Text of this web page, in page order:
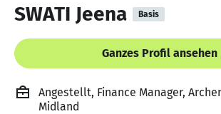
SWATI Jeena Basis
Ganzes Profil ansehen
Angestellt, Finance Manager,
Midland